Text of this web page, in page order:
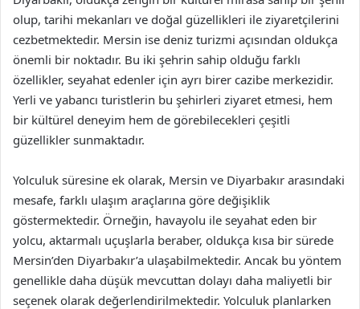
olup, tarihi mekanları ve doğal güzellikleri ile ziyaretçilerini
cezbetmektedir. Mersin ise deniz turizmi açısından oldukça
önemli bir noktadır. Bu iki şehrin sahip olduğu farklı
özellikler, seyahat edenler için ayrı birer cazibe merkezidir.
Yerli ve yabancı turistlerin bu şehirleri ziyaret etmesi, hem
bir kültürel deneyim hem de görebilecekleri çeşitli
güzellikler sunmaktadır.
Yolculuk süresine ek olarak, Mersin ve Diyarbakır arasındaki
mesafe, farklı ulaşım araçlarına göre değişiklik
göstermektedir. Örneğin, havayolu ile seyahat eden bir
yolcu, aktarmalı uçuşlarla beraber, oldukça kısa bir sürede
Mersin’den Diyarbakır’a ulaşabilmektedir. Ancak bu yöntem
genellikle daha düşük mevcuttan dolayı daha maliyetli bir
seçenek olarak değerlendirilmektedir. Yolculuk planlarken